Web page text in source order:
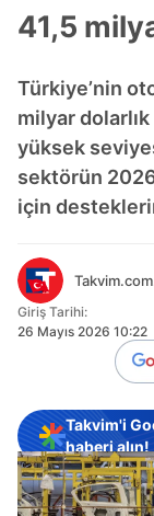
41,5
Türkiye’nin
milyar
yüksek
sektörün
için
Giriş Tarihi:
26 Mayıs 2026 10:22
Takvim'i
haberi alın!